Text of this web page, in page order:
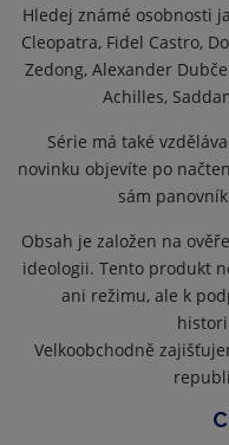
Hledej známé osobnosti
Cleopatra, Fidel Castro,
Zedong, Alexander
Achilles,
Série má také
novinku objevíte po
sám
Obsah je založen na
ideologii. Tento produkt
ani režimu, ale k
Velkoobchodně